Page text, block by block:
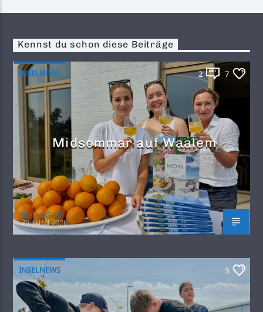
Kennst du schon diese Beiträge
INSELNEWS 2 7
Midsommar auf Waalem
Stefan Gaul
29. JUNI 2026
INSELNEWS 3